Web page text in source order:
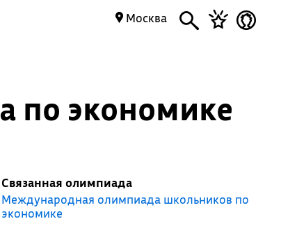
Москва
по экономике
Связанная олимпиада
Международная олимпиада школьников по
экономике